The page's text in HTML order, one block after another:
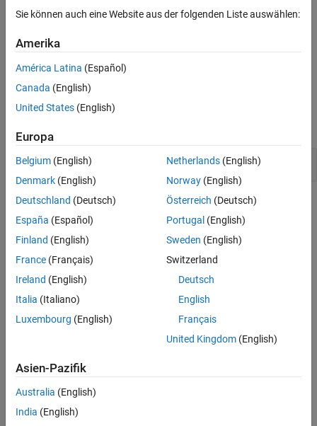
Common Weakness Enumeration (CWE)
CWE Rule 693
Description
Examples
Check Information
See Also
attacks against the product.
Polyspace
The rule checker checks for
Examples
Nonsecure SSL/TLS protocol
Check Information
PQL Name:
std.cwe_native.R693
Version History
See Also
Topics
Check for and Review Coding Standard Violations
Sie können auch eine Website aus der folgenden Liste auswählen:
Amerika
América Latina (Español)
Canada (English)
United States (English)
Europa
Belgium (English)
Denmark (English)
Deutschland (Deutsch)
España (Español)
Finland (English)
France (Français)
Ireland (English)
Italia (Italiano)
Luxembourg (English)
Netherlands(English)
Norway(English)
Österreich (Deutsch)
Portugal (English)
Sweden (English)
Switzerland
Deutsch
English
Français
United Kingdom(English)
Asien-Pazifik
Australia (English)
India (English)